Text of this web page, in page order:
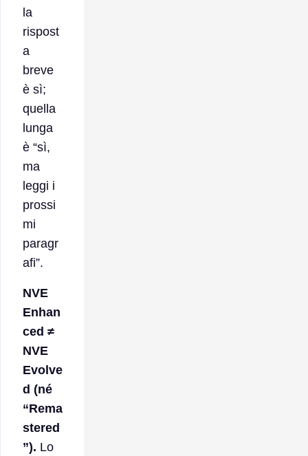
la
rispost
a
breve
è sì;
quella
lunga
è “sì,
ma
leggi i
prossi
mi
paragr
afi”.
NVE
Enhan
ced ≠
NVE
Evolve
d (né
“Rema
stered
”). Lo